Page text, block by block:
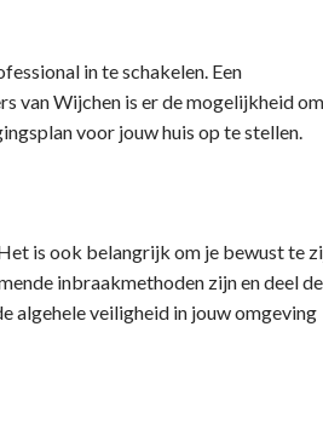
in te schakelen. Een
van Wijchen is er de mogelijkheid om
voor jouw huis op te stellen.
is ook belangrijk om je bewust te
inbraakmethoden zijn en deel
algehele veiligheid in jouw omgeving